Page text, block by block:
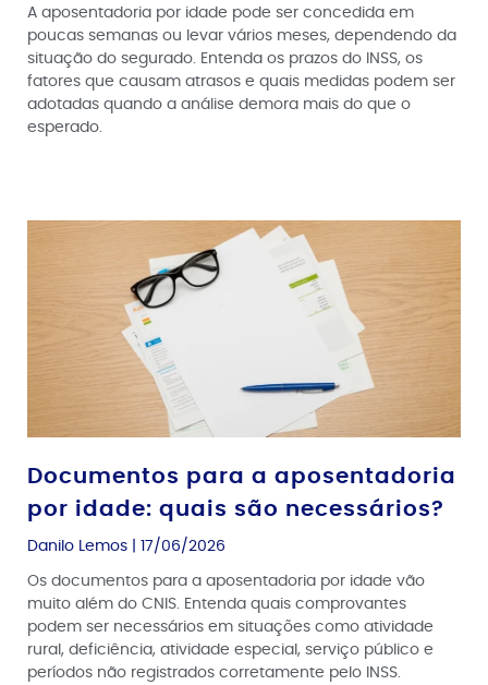
A aposentadoria por idade pode ser concedida em
poucas semanas ou levar vários meses, dependendo da
situação do segurado. Entenda os prazos do INSS, os
fatores que causam atrasos e quais medidas podem ser
adotadas quando a análise demora mais do que o
esperado.
Documentos para a aposentadoria
por idade: quais são necessários?
Danilo Lemos 17/06/2026
Os documentos para a aposentadoria por idade vão
muito além do CNIS. Entenda quais comprovantes
podem ser necessários em situações como atividade
rural, deficiência, atividade especial, serviço público e
períodos não registrados corretamente pelo INSS.